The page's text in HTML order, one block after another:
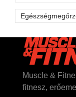
Muscle &
fitnesz,